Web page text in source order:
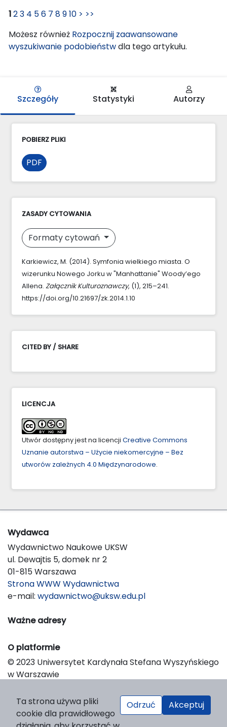
123 4 56 7 8910 > >>
Możesz również Rozpocznij zaawansowane
wyszukiwanie podobieństwdla tego artykułu.
Szczegóły Statystyki Autorzy
POBIERZ PLIKI
PDF
ZASADY CYTOWANIA
Formaty cytowań
Karkiewicz, M. (2014). Symfonia wielkiego miasta. O
wizerunku Nowego Jorku w "Manhattanie" Woody’ego
Allena. Załącznik Kulturoznawczy, (1), 215–241.
https://doi.org/10.21697/zk.2014.1.10
CITED BY / SHARE
LICENCJA
Utwór dostępny jest na licencji Creative Commons
Uznanie autorstwa – Użycie niekomercyjne – Bez
utworów zależnych 4.0 Międzynarodowe.
Wydawca
Wydawnictwo Naukowe UKSW
ul. Dewajtis 5, domek nr 2
01-815 Warszawa
Strona WWW Wydawnictwa
e-mail: wydawnictwo@uksw.edu.pl
Ważne adresy
O platformie
© 2023 Uniwersytet Kardynała Stefana Wyszyńskiego
w Warszawie
Platform & Workflow by OJS/PKP
Ta strona używa pliki
cookie dla prawidłowego
Odrzuć Akceptuj